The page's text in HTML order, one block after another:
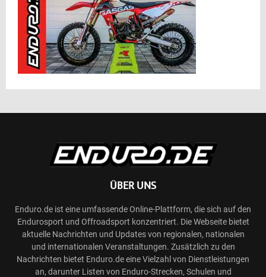
ÜBER UNS
Enduro.de ist eine umfassende Online-Plattform, die sich auf den
Endurosport und Offroadsport konzentriert. Die Webseite bietet
aktuelle Nachrichten und Updates von regionalen, nationalen
und internationalen Veranstaltungen. Zusätzlich zu den
Nachrichten bietet Enduro.de eine Vielzahl von Dienstleistungen
an, darunter Listen von Enduro-Strecken, Schulen und